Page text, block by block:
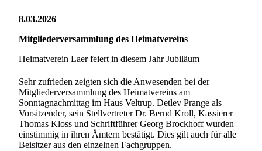
8.03.2026
Mitgliederversammlung des Heimatvereins
Heimatverein Laer feiert in diesem Jahr Jubiläum
Sehr zufrieden zeigten sich die Anwesenden bei der
Mitgliederversammlung des Heimatvereins am
Sonntagnachmittag im Haus Veltrup. Detlev Prange als
Vorsitzender, sein Stellvertreter Dr. Bernd Kroll, Kassierer
Thomas Kloss und Schriftführer Georg Brockhoff wurden
einstimmig in ihren Ämtern bestätigt. Dies gilt auch für alle
Beisitzer aus den einzelnen Fachgruppen.